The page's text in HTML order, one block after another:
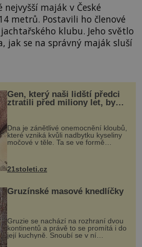
nejvyšší maják v České
metrů. Postavili ho členové
klubu. Jeho světlo
jak se na správný maják sluší
Gen, který naši lidští předci
ztratili před miliony let, by
mohl pomoci s léčbou
„nemoci králů“
Dna je zánětlivé onemocnění kloubů,
které vzniká kvůli nadbytku kyseliny
močové v těle. Ta se ve formě
nohou, a způsobuje bole...
21stoleti.cz
Gruzínské masové knedlíčky
Gruzie se nachází na rozhraní dvou
kontinentů a právě to se promítá i do
její kuchyně. Snoubí se v ní
evropské a asijské chutě a díky tomu